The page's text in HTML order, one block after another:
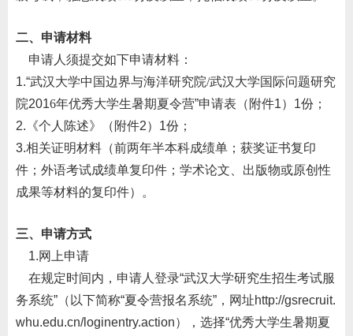
二、申请材料
申请人须提交如下申请材料：
1.“武汉大学中国边界与海洋研究院/武汉大学国际问题研究
院2016年优秀大学生暑期夏令营”申请表（附件1） 1份；
2. 《个人陈述》（附件2） 1份；
3.相关证明材料（前两年半本科成绩单；获奖证书复印
件；外语考试成绩单复印件；学术论文、出版物或原创性
成果等材料的复印件）。
三、申请方式
1.网上申请
在规定时间内，申请人登录“武汉大学研究生招生考试服
务系统” （以下简称“夏令营报名系统” ，网址http://gsrecruit.
whu.edu.cn/loginentry.action），选择“优秀大学生暑期夏